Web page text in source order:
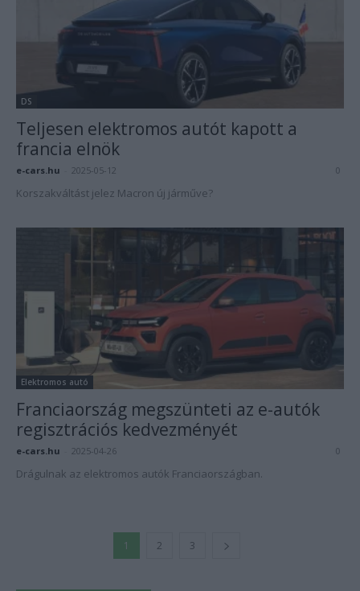
DS
Teljesen elektromos autót kapott a
francia elnök
e-cars.hu 2025-05-12 0
Korszakváltást jelez Macron új járműve?
Elektromos autó
Franciaország megszünteti az e-autók
regisztrációs kedvezményét
e-cars.hu 2025-04-26 0
Drágulnak az elektromos autók Franciaországban.
1 2 3